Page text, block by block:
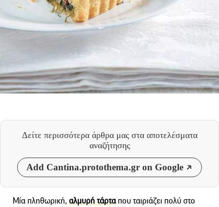
Δείτε περισσότερα άρθρα μας στα αποτελέσματα
αναζήτησης
Add Cantina.protothema.gr on Google
Μία πληθωρική, αλμυρή τάρταπου ταιριάζει πολύ στο